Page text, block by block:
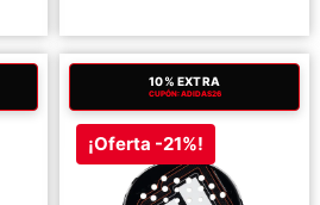
10% EXTRA
CUPÓN: ADIDAS26
¡Oferta -21%!